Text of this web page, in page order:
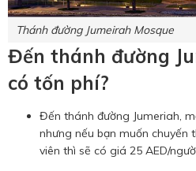
Thánh đường Jumeirah Mosque
Đến thánh đường
có tốn phí?
Đến thánh đường Jumeriah,
nhưng nếu bạn muốn chuyến
viên thì sẽ có giá 25 AED/